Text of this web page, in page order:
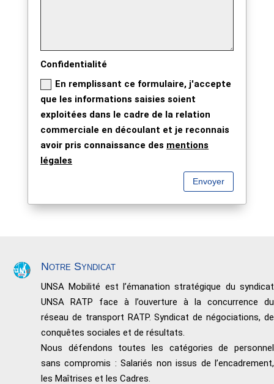
Confidentialité
En remplissant ce formulaire, j'accepte
que les informations saisies soient
exploitées dans le cadre de la relation
commerciale en découlant et je reconnais
avoir pris connaissance des mentions
légales
Envoyer
Notre Syndicat
UNSA Mobilité est l’émanation stratégique du syndicat
UNSA RATP face à l’ouverture à la concurrence du
réseau de transport RATP. Syndicat de négociations, de
conquêtes sociales et de résultats.
Nous défendons toutes les catégories de personnel
sans compromis : Salariés non issus de l’encadrement,
les Maîtrises et les Cadres.